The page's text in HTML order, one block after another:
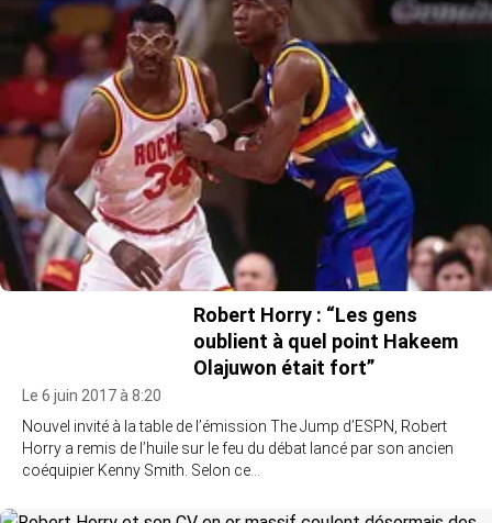
Robert Horry : “Les gens
oublient à quel point Hakeem
Olajuwon était fort”
Le 6 juin 2017 à 8:20
Nouvel invité à la table de l’émission The Jump d’ESPN, Robert
Horry a remis de l’huile sur le feu du débat lancé par son ancien
coéquipier Kenny Smith. Selon ce…